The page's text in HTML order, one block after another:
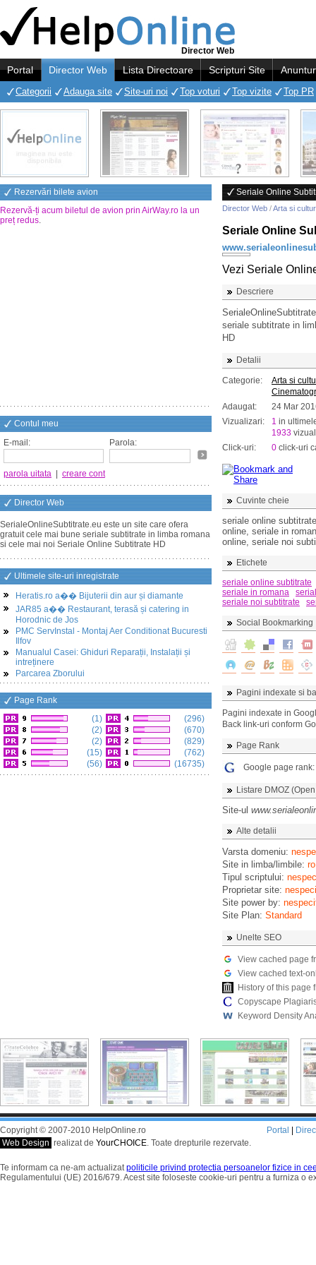
Director Web
Portal Director Web Lista Directoare Scripturi Site
Categorii Adauga site Site-uri noi Top voturi Top vizite Top PR
Rezervări bilete avion
Rezervă-ți acum biletul de avion prin AirWay.ro la un
preț redus.
Contul meu
E-mail:
Parola:
parola uitata creare cont
Director Web
SerialeOnlineSubtitrate.eu este un site care ofera
gratuit cele mai bune seriale subtitrate in limba romana
si cele mai noi Seriale Online Subtitrate HD
Ultimele site-uri inregistrate
Heratis.ro a�� Bijuterii din aur și diamante
JAR85 a�� Restaurant, terasă și catering in
Horodnic de Jos
PMC ServInstal - Montaj Aer Conditionat Bucuresti
Ilfov
Manualul Casei: Ghiduri Reparații, Instalații și
intreținere
Parcarea Zborului
Page Rank
(1)
(2)
(2)
(15)
(56)
(296)
(670)
(829)
(762)
(16735)
Seriale Online
Director Web /Arta si
Seriale Online
Vezi Seriale
Descriere
seriale subtitrate in
HD
Detalii
Categorie:
Arta si
Adaugat:
24 Mar
Vizualizari:
1 in
1933
Click-uri:
0 click-uri
Cuvinte cheie
seriale online
online, seriale in
online, seriale noi
Etichete
seriale online subtitrate
seriale in romana
seriale noi subtitrate
Social Bookmarking
Pagini indexate si
Pagini indexate in
Back link-uri conform
Page Rank
Google page rank:
Listare DMOZ
Site-ul
Alte detalii
Varsta domeniu:
Site in limba/limbile: ro
Tipul scriptului:
Proprietar site:
Site power by:
Site Plan: Standard
Unelte SEO
View cached page
View cached text-
History of this page
Copyscape
Keyword Density
Copyright © 2007-2010 HelpOnline.ro
Web Design realizat de YourCHOICE. Toate drepturile rezervate.
Portal
Te informam ca ne-am actualizatpoliticile privind protectia persoanelor fizice in
Regulamentului (UE) 2016/679. Acest site foloseste cookie-uri pentru a furniza o